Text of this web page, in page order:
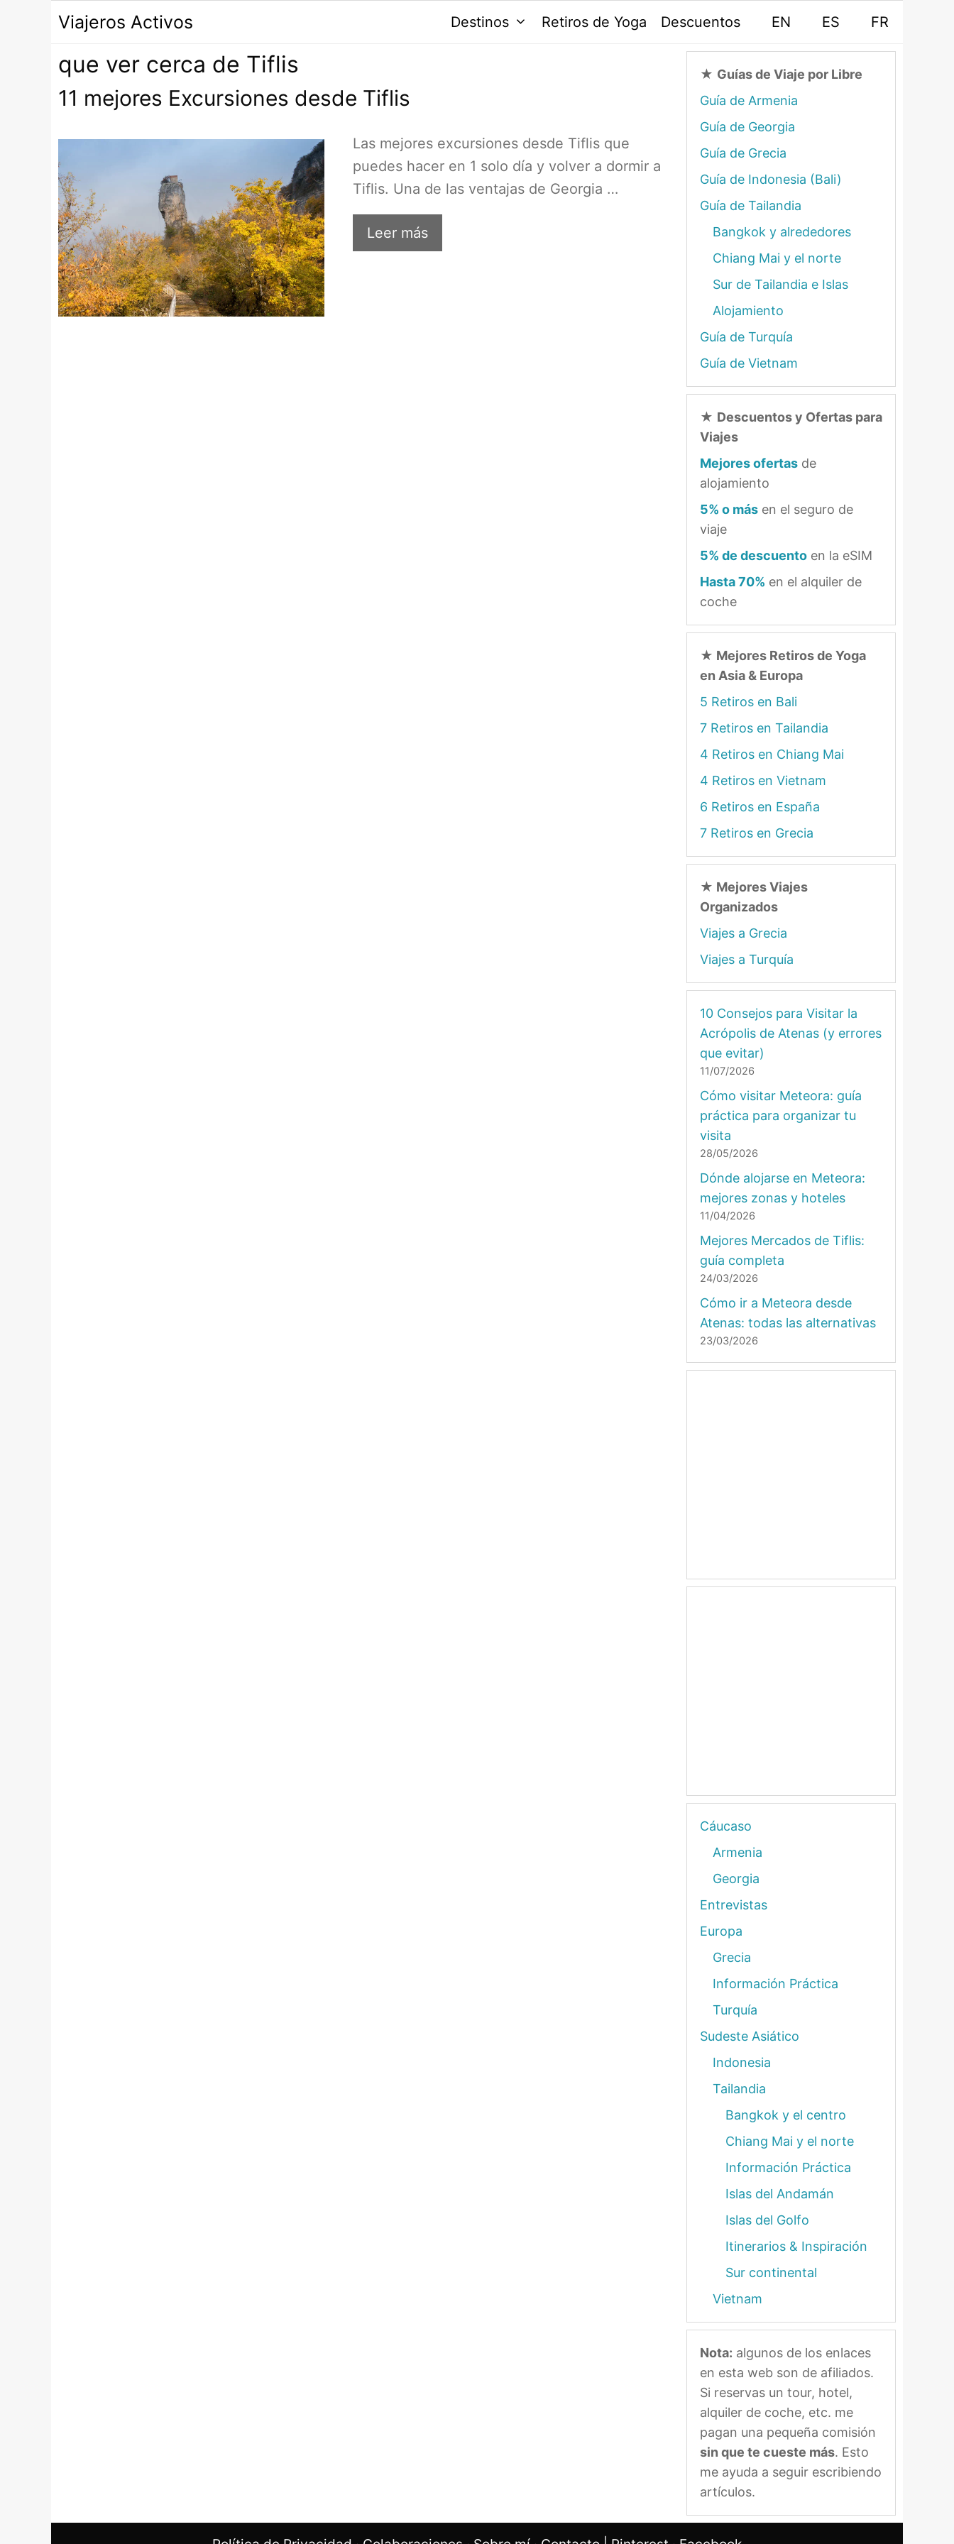
contenido
Viajeros Activos Destinos Retiros de Yoga Descuentos EN ES FR
que ver cerca de Tiflis
11 mejores Excursiones desde Tiflis
Las mejores excursiones desde Tiflis que
puedes hacer en 1 solo día y volver a dormir a
Tiflis. Una de las ventajas de Georgia …
Leer más
★ Guías de Viaje por Libre
Guía de Armenia
Guía de Georgia
Guía de Grecia
Guía de Indonesia (Bali)
Guía de Tailandia
Bangkok y alrededores
Chiang Mai y el norte
Sur de Tailandia e Islas
Alojamiento
Guía de Turquía
Guía de Vietnam
★ Descuentos y Ofertas para
Viajes
Mejores ofertas de
alojamiento
5% o más en el seguro de
viaje
5% de descuento en la eSIM
Hasta 70% en el alquiler de
coche
★ Mejores Retiros de Yoga
en Asia & Europa
5 Retiros en Bali
7 Retiros en Tailandia
4 Retiros en Chiang Mai
4 Retiros en Vietnam
6 Retiros en España
7 Retiros en Grecia
★ Mejores Viajes
Organizados
Viajes a Grecia
Viajes a Turquía
10 Consejos para Visitar la
Acrópolis de Atenas (y errores
que evitar)
11/07/2026
Cómo visitar Meteora: guía
práctica para organizar tu
visita
28/05/2026
Dónde alojarse en Meteora:
mejores zonas y hoteles
11/04/2026
Mejores Mercados de Tiflis:
guía completa
24/03/2026
Cómo ir a Meteora desde
Atenas: todas las alternativas
23/03/2026
Cáucaso
Armenia
Georgia
Entrevistas
Europa
Grecia
Información Práctica
Turquía
Sudeste Asiático
Indonesia
Tailandia
Bangkok y el centro
Chiang Mai y el norte
Información Práctica
Islas del Andamán
Islas del Golfo
Itinerarios & Inspiración
Sur continental
Vietnam
Nota: algunos de los enlaces
en esta web son de afiliados.
Si reservas un tour, hotel,
alquiler de coche, etc. me
pagan una pequeña comisión
sin que te cueste más. Esto
me ayuda a seguir escribiendo
artículos.